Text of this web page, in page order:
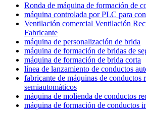
Ronda de máquina de formación de
máquina controlada por PLC para
Ventilación comercial Ventilación
Fabricante
máquina de personalización de brida
máquina de formación de bridas de
máquina de formación de brida corta
línea de lanzamiento de conductos
fabricante de máquinas de conductos
semiautomáticos
máquina de molienda de conductos
máquina de formación de conductos